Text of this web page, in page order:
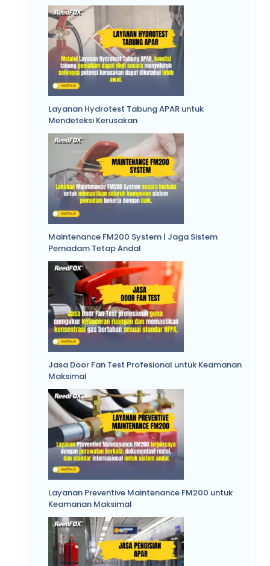
Layanan Hydrotest Tabung APAR untuk
Mendeteksi Kerusakan
Maintenance FM200 System | Jaga Sistem
Pemadam Tetap Andal
Jasa Door Fan Test Profesional untuk Keamanan
Maksimal
Layanan Preventive Maintenance FM200 untuk
Keamanan Maksimal